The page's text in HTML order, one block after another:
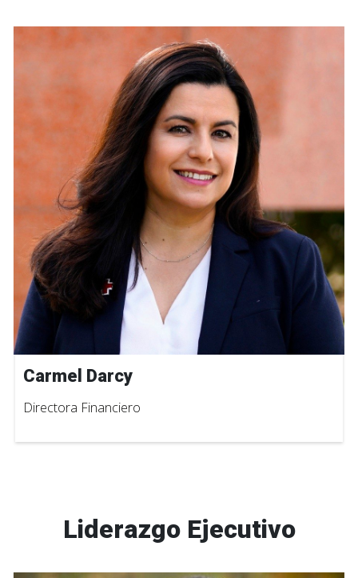
Carmel Darcy
Directora Financiero
Liderazgo Ejecutivo